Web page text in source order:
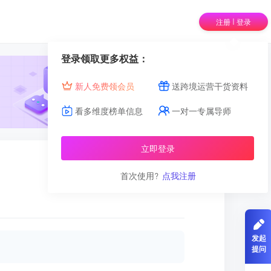
注册 | 登录
登录领取更多权益：
新人免费领会员 送跨境运营干货资料
看多维度榜单信息 一对一专属导师
立即登录
首次使用? 点我注册
发起
提问